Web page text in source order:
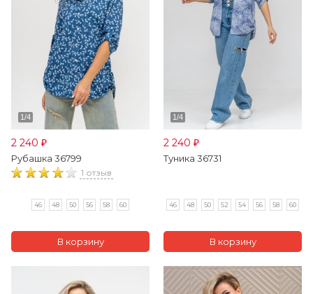
2 240 ₽
Рубашка 36799
1 отзыв
46 48 50 56 58 60
2 240 ₽
Туника 36731
46 48 50 52 54 56 58 60